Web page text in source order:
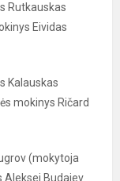
Rutkauskas
Eividas
Kalauskas
mokinys Ričard
(mokytoja
Aleksej Budajev